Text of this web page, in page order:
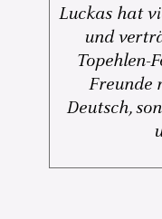
Luckas hat
und
Topehlen-
Freunde
Deutsch,